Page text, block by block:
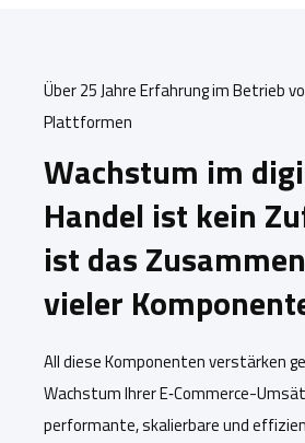
Über 25 Jahre Erfahrung im Betrieb
Plattformen
Wachstum im
Handel ist kein
ist das
vieler
All diese Komponenten verstärken
Wachstum Ihrer E‑Commerce-
performante, skalierbare und